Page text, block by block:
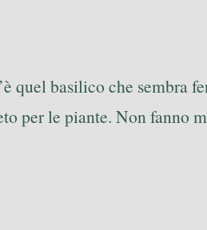
quel basilico che sembra
per le piante. Non fanno